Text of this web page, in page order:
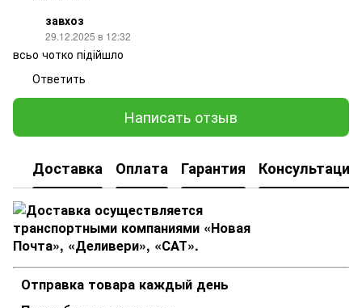
завхоз
29.12.2025 в 12:32
всьо чотко підійшло
Ответить
Написать отзыв
Доставка Оплата Гарантия Консультация
Отправка товара каждый день